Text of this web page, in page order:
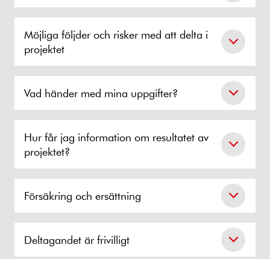
Möjliga följder och risker med att delta i
projektet
Vad händer med mina uppgifter?
Hur får jag information om resultatet av
projektet?
Försäkring och ersättning
Deltagandet är frivilligt